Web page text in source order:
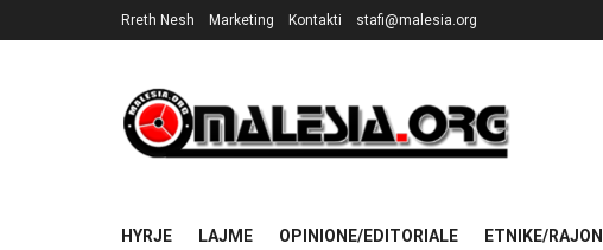
Rreth Nesh Marketing Kontakti stafi@malesia.org
HYRJE LAJME OPINIONE/EDITORIALE ETNIKE/